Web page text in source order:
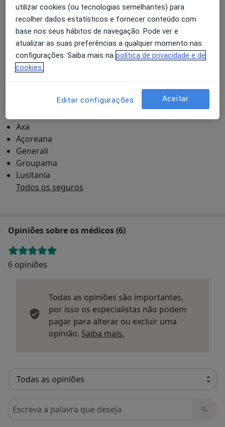
Ampliar o mapa
Clínica Médico-Cirúrgica Santa Tecla
AdvanceCare
Axa
Açoreana
Generali
Groupama
Lusitania
Todos os seguros
Opiniões sobre os médicos (6)
6 opiniões
Todas as opiniões são importantes,
por isso os especialistas não podem
pagar para alterar ou excluir uma
opinião. Saiba mais.
Pesquisar em opiniões
utilizar cookies (ou tecnologias semelhantes) para
recolher dados estatísticos e fornecer conteúdo com
base nos seus hábitos de navegação. Pode ver e
atualizar as suas preferências a qualquer momento nas
configurações. Saiba mais na política de privacidade e de
cookies.
Editar configurações Aceitar